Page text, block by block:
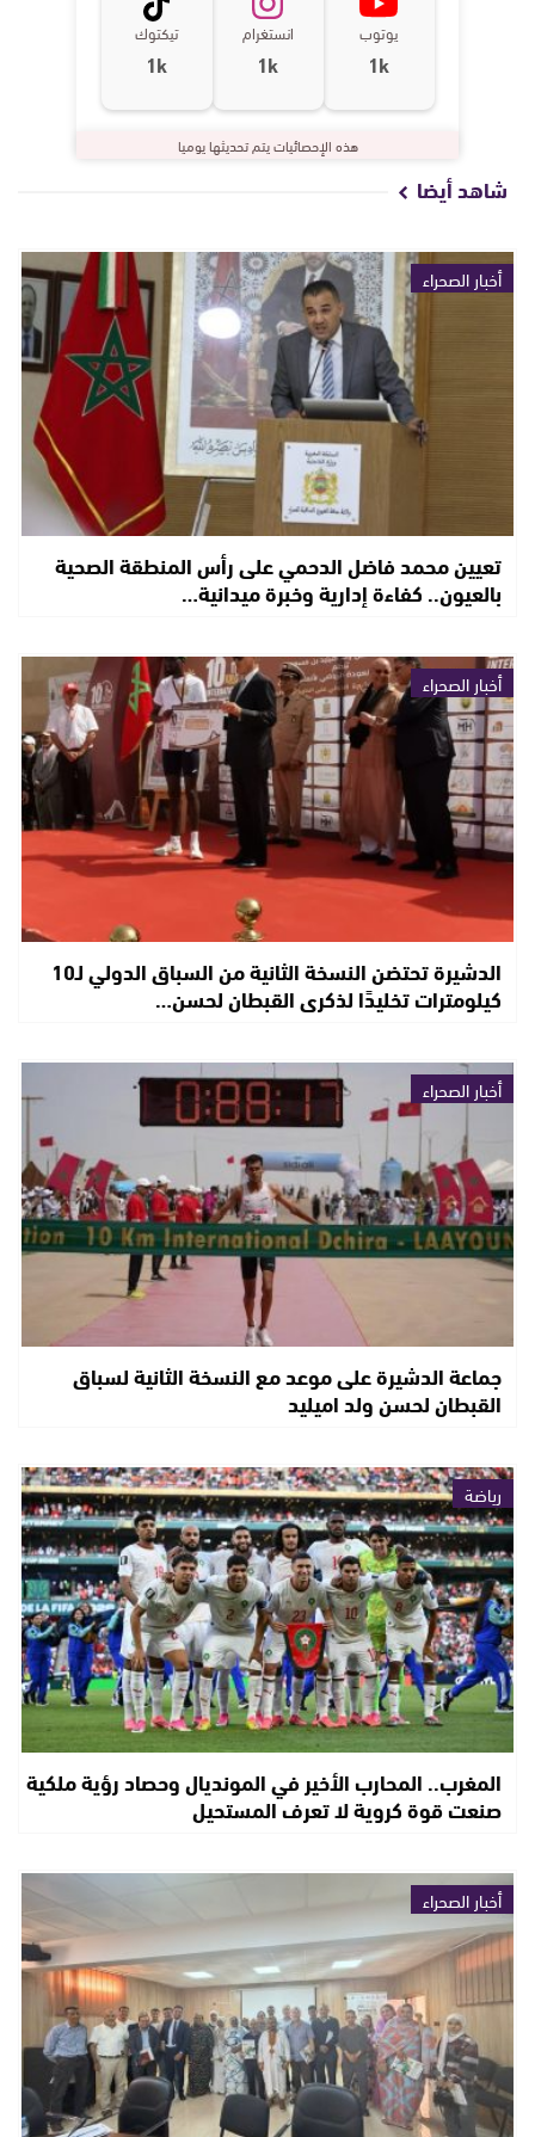
يوتوب
1k
انستغرام
1k
تيكتوك
1k
هذه الإحصائيات يتم تحديثها يوميا
شاهد أيضا
أخبار الصحراء
تعيين محمد فاضل الدحمي على رأس المنطقة الصحية
بالعيون.. كفاءة إدارية وخبرة ميدانية…
أخبار الصحراء
الدشيرة تحتضن النسخة الثانية من السباق الدولي لـ10
كيلومترات تخليدًا لذكرى القبطان لحسن…
أخبار الصحراء
جماعة الدشيرة على موعد مع النسخة الثانية لسباق
القبطان لحسن ولد اميليد
رياضة
المغرب.. المحارب الأخير في المونديال وحصاد رؤية ملكية
صنعت قوة كروية لا تعرف المستحيل
أخبار الصحراء